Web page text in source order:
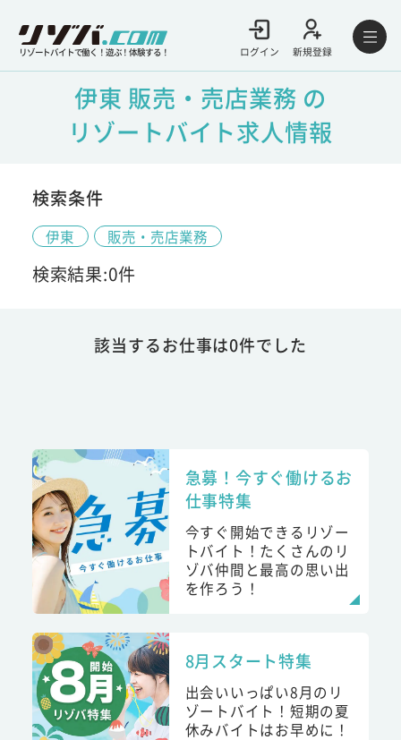
リゾートバイトで働く！遊ぶ！体験する！ ログイン 新規登録
伊東 販売・売店業務 の
リゾートバイト求人情報
検索条件
伊東 販売・売店業務
検索結果:0件
該当するお仕事は0件でした
急募！今すぐ働けるお
仕事特集
今すぐ開始できるリゾー
トバイト！たくさんのリ
ゾバ仲間と最高の思い出
を作ろう！
8月スタート特集
出会いいっぱい8月のリ
ゾートバイト！短期の夏
休みバイトはお早めに！